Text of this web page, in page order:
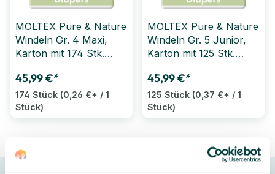
MOLTEX Pure & Nature
Windeln Gr. 4 Maxi,
Karton mit 174 Stk.
45,99 €*
174 Stück (0,26 €* / 1
Stück)
MOLTEX Pure & Nature
Windeln Gr. 5 Junior,
Karton mit 125 Stk.
45,99 €*
125 Stück (0,37 €* / 1
Stück)